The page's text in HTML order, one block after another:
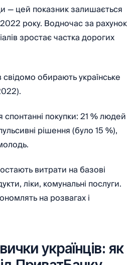
— цей показник залишається
року. Водночас за рахунок
зростає частка дорогих
свідомо обирають українське
покупки: 21 % людей
рішення (було 15 %),
витрати на базові
ліки, комунальні послуги.
на розвагах і
українців: як